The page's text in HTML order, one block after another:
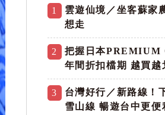
1
雲遊仙境／坐客蘇家
想走
2
把握日本
年間折扣檔期 越買越
3
台灣好行／新路線！
雪山線 暢遊台中更便